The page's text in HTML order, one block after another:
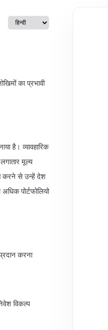
Select language
का प्रभावी
है। व्यावहारिक
मूल्य
करने से उन्हें देश
पोर्टफोलियो
करना
विकल्प